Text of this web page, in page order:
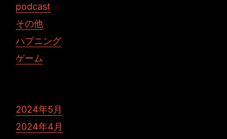
podcast
その他
ハプニング
ゲーム
2024年5月
2024年4月